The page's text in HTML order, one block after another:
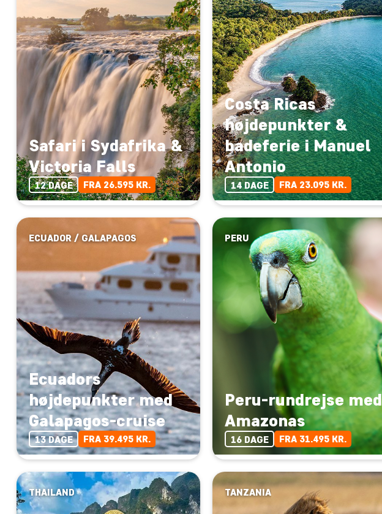
Safari i Sydafrika &
Victoria Falls
12 DAGE FRA 26.595 KR.
Costa Ricas
højdepunkter &
badeferie i Manuel
Antonio
14 DAGE FRA 23.095 KR.
ECUADOR / GALAPAGOS
Ecuadors
højdepunkter med
Galapagos-cruise
13 DAGE FRA 39.495 KR.
PERU
Peru-rundrejse med
Amazonas
16 DAGE FRA 31.495 KR.
THAILAND TANZANIA